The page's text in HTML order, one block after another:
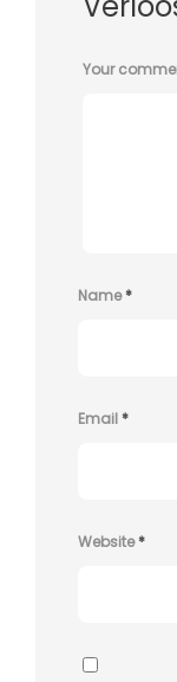
Your
Name*
Email*
Website*